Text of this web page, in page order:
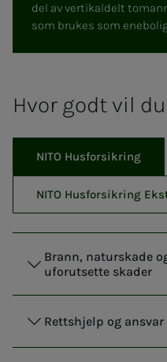
del av vertikaldelt
som brukes som
Hvor godt vil
NITO Husforsikring
NITO Husforsikring
Brann, naturskade
uforutsette skader
Rettshjelp og ansvar